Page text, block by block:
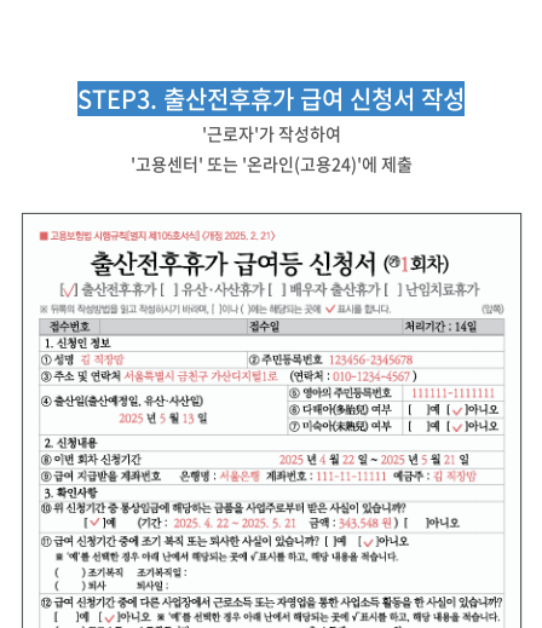
STEP3. 출산전후휴가 급여 신청서 작성
'근로자'가 작성하여
'고용센터' 또는 '온라인(고용24)'에 제출